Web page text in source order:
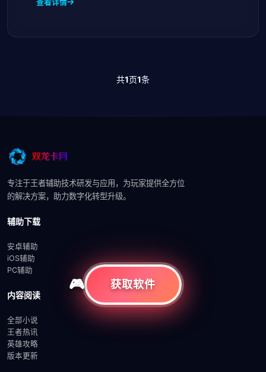
查看详情
共1页1条
专注于王者辅助技术研发与应用，为玩家提供全方位
的解决方案，助力数字化转型升级。
辅助下载
安卓辅助
iOS辅助
PC辅助
内容阅读
全部小说
王者热讯
英雄攻略
版本更新
获取软件